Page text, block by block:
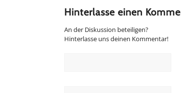
Hinterlasse einen
An der Diskussion beteiligen?
Hinterlasse uns deinen Kommentar!